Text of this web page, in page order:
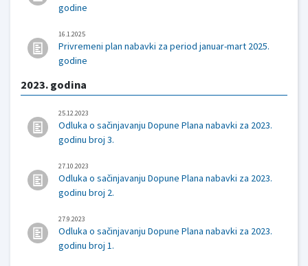
godine
16.1.2025
Privremeni plan nabavki za period januar-mart 2025.
godine
2023. godina
25.12.2023
Odluka o sačinjavanju Dopune Plana nabavki za 2023.
godinu broj 3.
27.10.2023
Odluka o sačinjavanju Dopune Plana nabavki za 2023.
godinu broj 2.
27.9.2023
Odluka o sačinjavanju Dopune Plana nabavki za 2023.
godinu broj 1.